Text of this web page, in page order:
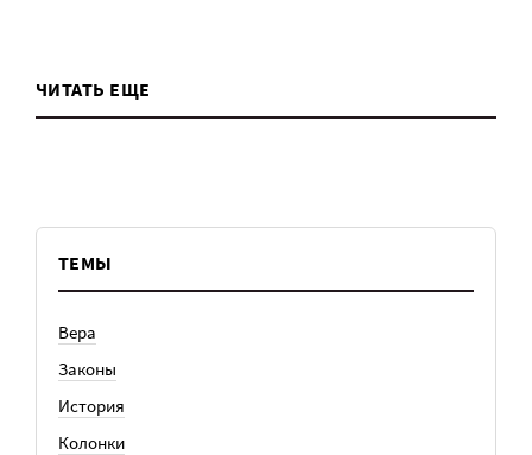
ЧИТАТЬ ЕЩЕ
ТЕМЫ
Вера
Законы
История
Колонки